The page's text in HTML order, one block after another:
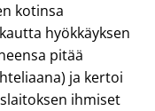
kotinsa
hyökkäyksen
pitää
ja kertoi
ihmiset